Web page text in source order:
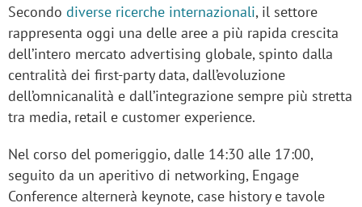
Secondo diverse ricerche internazionali, il settore
rappresenta oggi una delle aree a più rapida crescita
dell’intero mercato advertising globale, spinto dalla
centralità dei first-party data, dall’evoluzione
dell’omnicanalità e dall’integrazione sempre più stretta
tra media, retail e customer experience.
Nel corso del pomeriggio, dalle 14:30 alle 17:00,
seguito da un aperitivo di networking, Engage
Conference alternerà keynote, case history e tavole